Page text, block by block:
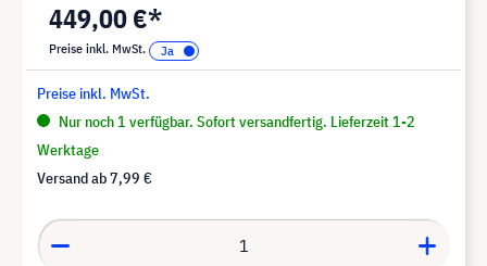
449,00 €*
Preise inkl. MwSt.
Preise inkl. MwSt.
Nur noch 1 verfügbar. Sofort versandfertig. Lieferzeit 1-2
Werktage
Versand ab7,99 €